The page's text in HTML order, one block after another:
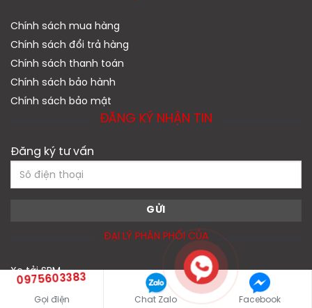
Chính sách mua hàng
Chính sách đổi trả hàng
Chính sách thanh toán
Chính sách bảo hành
Chính sách bảo mật
ĐĂNG KÝ NHẬN TIN
Đăng ký tư vấn
ĐẠI LÝ PHÂN PHỐI CỦA
Xe tải SRM
Xe Tải Veam
0975603383
Gọi điện Chat Zalo Facebook